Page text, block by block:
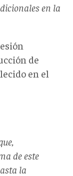
en la
de
en el
de este
la